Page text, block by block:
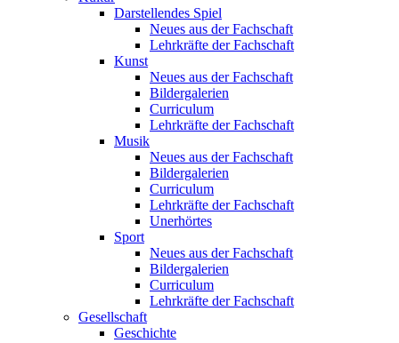
Darstellendes Spiel
Neues aus der Fachschaft
Lehrkräfte der Fachschaft
Kunst
Neues aus der Fachschaft
Bildergalerien
Curriculum
Lehrkräfte der Fachschaft
Musik
Neues aus der Fachschaft
Bildergalerien
Curriculum
Lehrkräfte der Fachschaft
Unerhörtes
Sport
Neues aus der Fachschaft
Bildergalerien
Curriculum
Lehrkräfte der Fachschaft
Gesellschaft
Geschichte